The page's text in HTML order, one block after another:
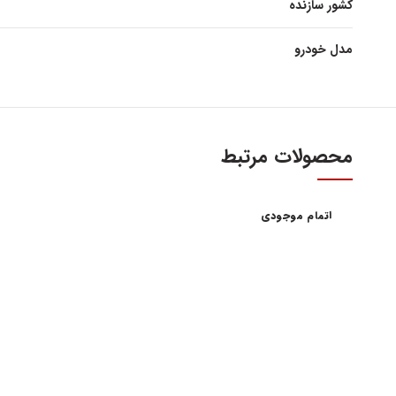
کشور سازنده
مدل خودرو
محصولات مرتبط
اتمام موجودی